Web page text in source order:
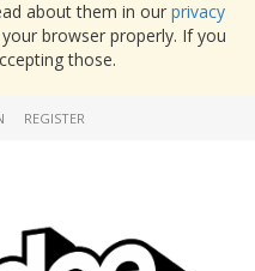
about them in our privacy
browser properly. If you
those.
REGISTER